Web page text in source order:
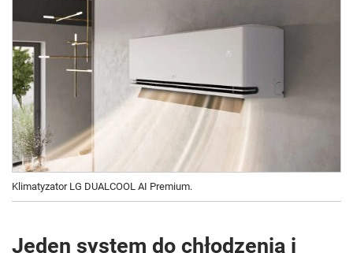
Klimatyzator LG DUALCOOL AI Premium.
Jeden system do chłodzenia i